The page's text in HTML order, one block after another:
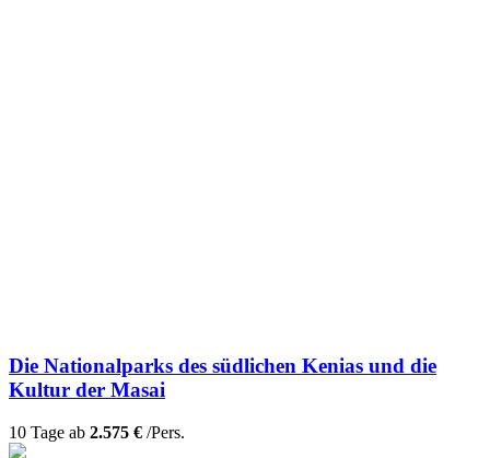
Die Nationalparks des südlichen Kenias und die
Kultur der Masai
10 Tage ab 2.575 € /Pers.